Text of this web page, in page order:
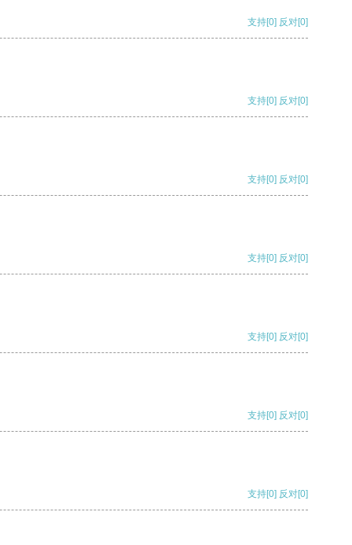
支持[0] 反对[0]
支持[0] 反对[0]
支持[0] 反对[0]
支持[0] 反对[0]
支持[0] 反对[0]
支持[0] 反对[0]
支持[0] 反对[0]